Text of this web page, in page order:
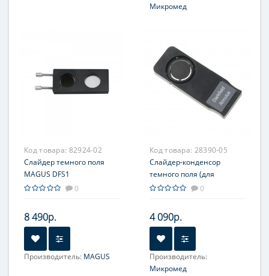
Микромед
Код товара: 82924-02
Слайдер темного поля
MAGUS DFS1
0
8 490р.
Производитель: MAGUS
Код товара: 28390-05
Слайдер-конденсор
темного поля (для
Микромед inf.)0
4 090р.
Производитель:
Микромед